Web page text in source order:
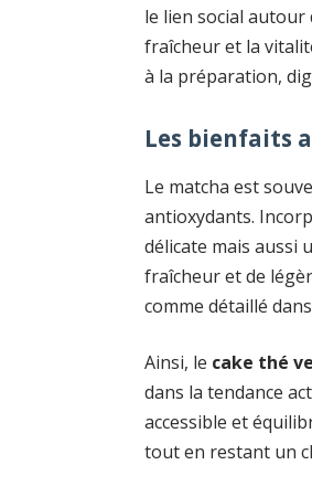
le lien social autour
fraîcheur et la
à la préparation,
Les bienfaits
Le matcha est
antioxydants.
délicate mais aussi
fraîcheur et de
comme détaillé
Ainsi, le cake thé
dans la tendance
accessible et
tout en restant un